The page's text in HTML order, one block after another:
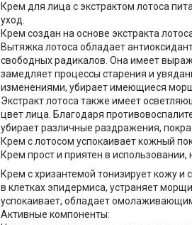
Крем для лица с экстрактом лотоса
уход.
Крем создан на основе экстракта
Вытяжка лотоса обладает
свободных радикалов. Она имеет
замедляет процессы старения и
изменениями, убирает имеющиеся
Экстракт лотоса также имеет
цвет лица. Благодаря
убирает различные раздражения,
Крем с лотосом успокаивает кожный
Крем прост и приятен в
Крем с хризантемой тонизирует кожу
в клетках эпидермиса, устраняет
успокаивает, обладает
Активные компоненты: